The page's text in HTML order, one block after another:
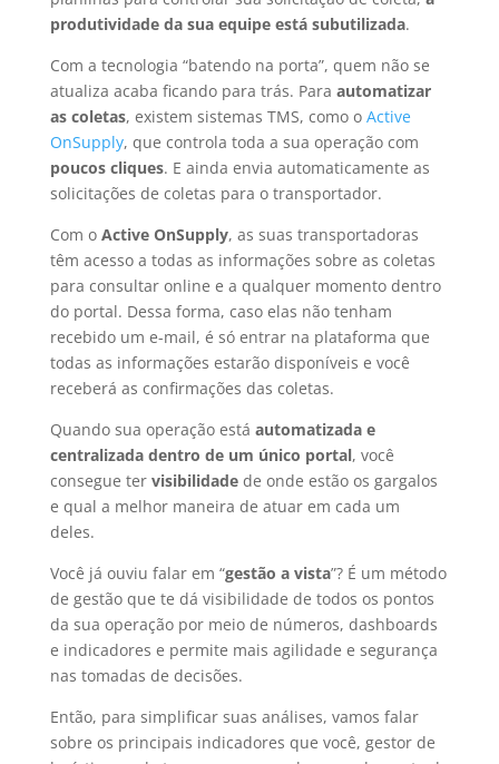
produtividade da sua equipe está subutilizada.
Com a tecnologia “batendo na porta”, quem não se
atualiza acaba ficando para trás. Para automatizar
as coletas, existem sistemas TMS, como o Active
OnSupply, que controla toda a sua operação com
poucos cliques. E ainda envia automaticamente as
solicitações de coletas para o transportador.
Com o Active OnSupply, as suas transportadoras
têm acesso a todas as informações sobre as coletas
para consultar online e a qualquer momento dentro
do portal. Dessa forma, caso elas não tenham
recebido um e-mail, é só entrar na plataforma que
todas as informações estarão disponíveis e você
receberá as confirmações das coletas.
Quando sua operação está automatizada e
centralizada dentro de um único portal, você
consegue ter visibilidadede onde estão os gargalos
e qual a melhor maneira de atuar em cada um
deles.
Você já ouviu falar em “gestão a vista”? É um método
de gestão que te dá visibilidade de todos os pontos
da sua operação por meio de números, dashboards
e indicadores e permite mais agilidade e segurança
nas tomadas de decisões.
Então, para simplificar suas análises, vamos falar
sobre os principais indicadores que você, gestor de